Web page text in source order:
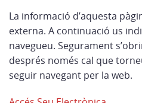
La informació d’aquesta
externa. A continuació us
navegueu. Segurament
després només cal que
seguir navegant per la web.